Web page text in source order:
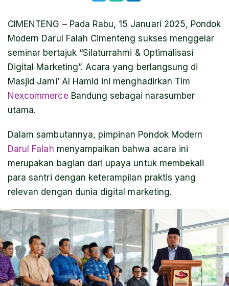
CIMENTENG – Pada Rabu, 15 Januari 2025, Pondok
Modern Darul Falah Cimenteng sukses menggelar
seminar bertajuk “Silaturrahmi & Optimalisasi
Digital Marketing”. Acara yang berlangsung di
Masjid Jami’ Al Hamid ini menghadirkan Tim
Nexcommerce Bandung sebagai narasumber
utama.
Dalam sambutannya, pimpinan Pondok Modern
Darul Falah menyampaikan bahwa acara ini
merupakan bagian dari upaya untuk membekali
para santri dengan keterampilan praktis yang
relevan dengan dunia digital marketing.